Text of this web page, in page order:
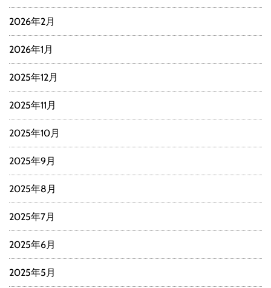
2026年2月
2026年1月
2025年12月
2025年11月
2025年10月
2025年9月
2025年8月
2025年7月
2025年6月
2025年5月